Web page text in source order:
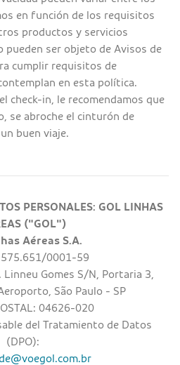
en función de los requisitos
productos y servicios
pueden ser objeto de Avisos de
cumplir requisitos de
en esta política.
check-in, le recomendamos que
se abroche el cinturón de
buen viaje.
PERSONALES: GOL LINHAS
("GOL")
Aéreas S.A.
0001-59
Linneu Gomes S/N, Portaria 3,
São Paulo - SP
04626-020
del Tratamiento de Datos
(DPO):